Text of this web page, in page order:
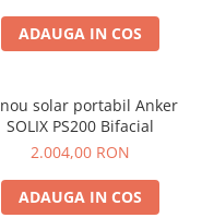
ADAUGA IN COS
solar portabil Anker
SOLIX PS200 Bifacial
2.004,00 RON
ADAUGA IN COS